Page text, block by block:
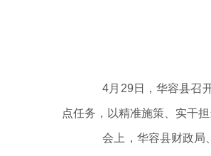
4月29日，华容县召开
点任务，以精准施策、实干
会上，华容县财政局、